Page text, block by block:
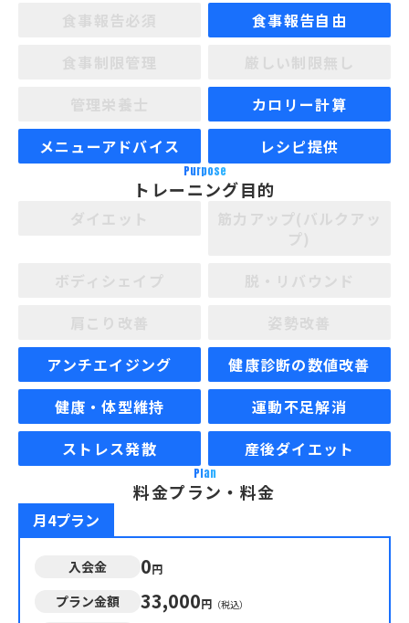
食事報告自由
カロリー計算
メニューアドバイス
レシピ提供
Purpose
トレーニング目的
アンチエイジング
健康診断の数値改善
健康・体型維持
運動不足解消
ストレス発散
産後ダイエット
Plan
料金プラン・料金
月4プラン
入会金 0円
プラン金額 33,000円 （税込）